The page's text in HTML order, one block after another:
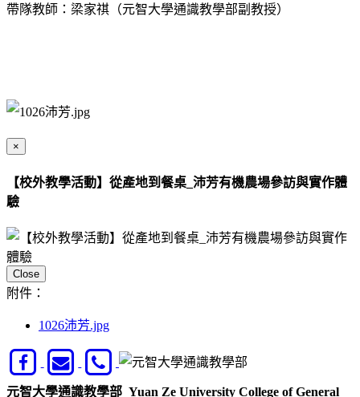
帶隊教師：梁家祺（元智大學通識教學部副教授）
×
【校外教學活動】從產地到餐桌_沛芳有機農場參訪與實作體
驗
Close
附件：
1026沛芳.jpg
元智大學通識教學部 Yuan Ze University College of General